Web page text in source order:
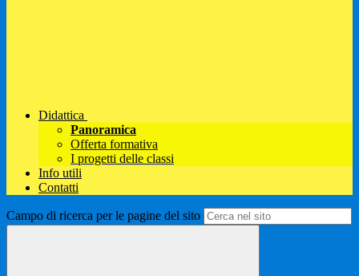
Didattica
Panoramica
Offerta formativa
I progetti delle classi
Info utili
Contatti
Campo di ricerca per le pagine del sito